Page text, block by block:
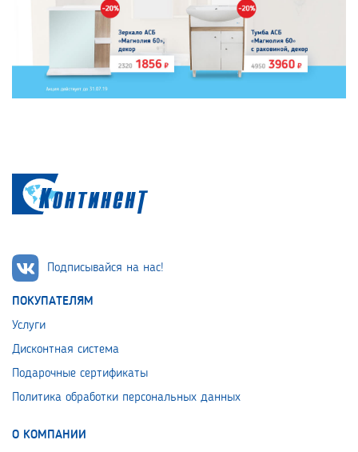
Подписывайся на нас!
ПОКУПАТЕЛЯМ
Услуги
Дисконтная система
Подарочные сертификаты
Политика обработки персональных данных
О КОМПАНИИ